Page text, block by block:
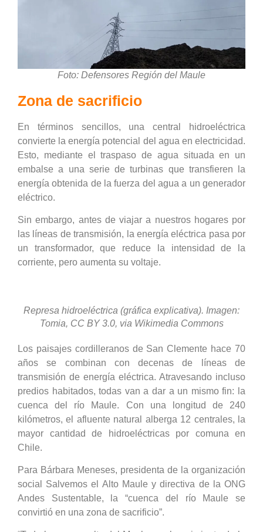
Foto: Defensores Región del Maule
Zona de sacrificio
En términos sencillos, una central hidroeléctrica
convierte la energía potencial del agua en electricidad.
Esto, mediante el traspaso de agua situada en un
embalse a una serie de turbinas que transfieren la
energía obtenida de la fuerza del agua a un generador
eléctrico.
Sin embargo, antes de viajar a nuestros hogares por
las líneas de transmisión, la energía eléctrica pasa por
un transformador, que reduce la intensidad de la
corriente, pero aumenta su voltaje.
Represa hidroeléctrica (gráfica explicativa). Imagen:
Tomia, CC BY 3.0, via Wikimedia Commons
Los paisajes cordilleranos de San Clemente hace 70
años se combinan con decenas de líneas de
transmisión de energía eléctrica. Atravesando incluso
predios habitados, todas van a dar a un mismo fin: la
cuenca del río Maule. Con una longitud de 240
kilómetros, el afluente natural alberga 12 centrales, la
mayor cantidad de hidroeléctricas por comuna en
Chile.
Para Bárbara Meneses, presidenta de la organización
social Salvemos el Alto Maule y directiva de la ONG
Andes Sustentable, la “cuenca del río Maule se
convirtió en una zona de sacrificio”.